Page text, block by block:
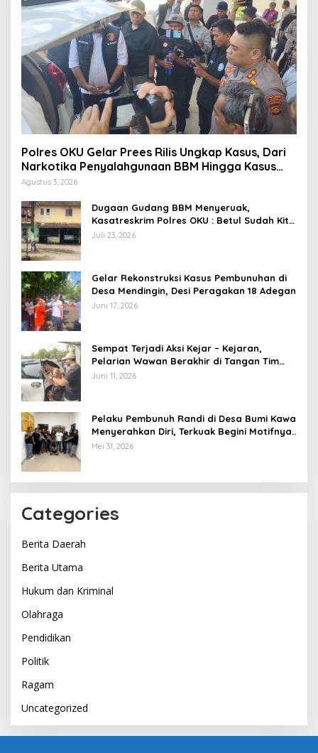
Polres OKU Gelar Prees Rilis Ungkap Kasus, Dari
Narkotika Penyalahgunaan BBM Hingga Kasus
Korupsi
Agustus 3, 2026
Dugaan Gudang BBM Menyeruak,
Kasatreskrim Polres OKU : Betul Sudah Kita
Pasang Police Line
Juli 23, 2026
Gelar Rekonstruksi Kasus Pembunuhan di
Desa Mendingin, Desi Peragakan 18 Adegan
Juni 17, 2026
Sempat Terjadi Aksi Kejar – Kejaran,
Pelarian Wawan Berakhir di Tangan Tim
Opsnal Polsek Lubuk Batang, Kaki
Juni 11, 2026
Pelaku Pembunuh Randi di Desa Bumi Kawa
Menyerahkan Diri, Terkuak Begini Motifnya..
Mei 31, 2026
Categories
Berita Daerah
Berita Utama
Hukum dan Kriminal
Olahraga
Pendidikan
Politik
Ragam
Uncategorized